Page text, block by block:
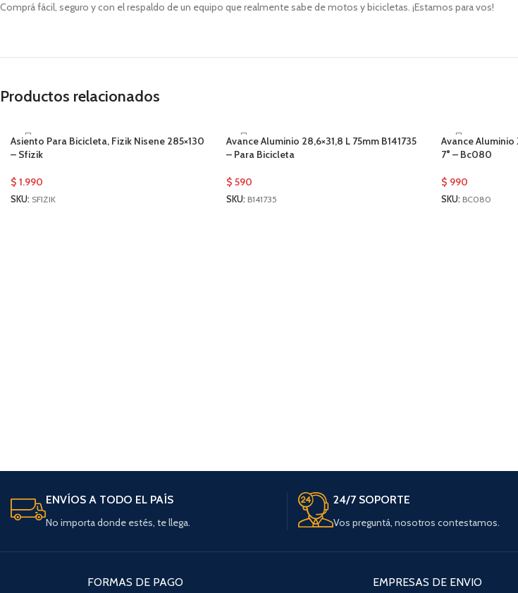
Comprá fácil, seguro y con el respaldo de un equipo que realmente sabe de motos y bicicletas. ¡Estamos para vos!
Productos relacionados
Asiento Para Bicicleta, Fizik Nisene 285×130
– Sfizik
$ 1.990
SKU: SFIZIK
Avance Aluminio 28,6×31,8 L 75mm B141735
– Para Bicicleta
$ 590
SKU: B141735
Avance
7° – Bc080
$ 990
SKU: BC080
ENVÍOS A TODO EL PAÍS
No importa donde estés, te llega.
24/7 SOPORTE
Vos preguntá, nosotros contestamos.
FORMAS DE PAGO EMPRESAS DE ENVIO